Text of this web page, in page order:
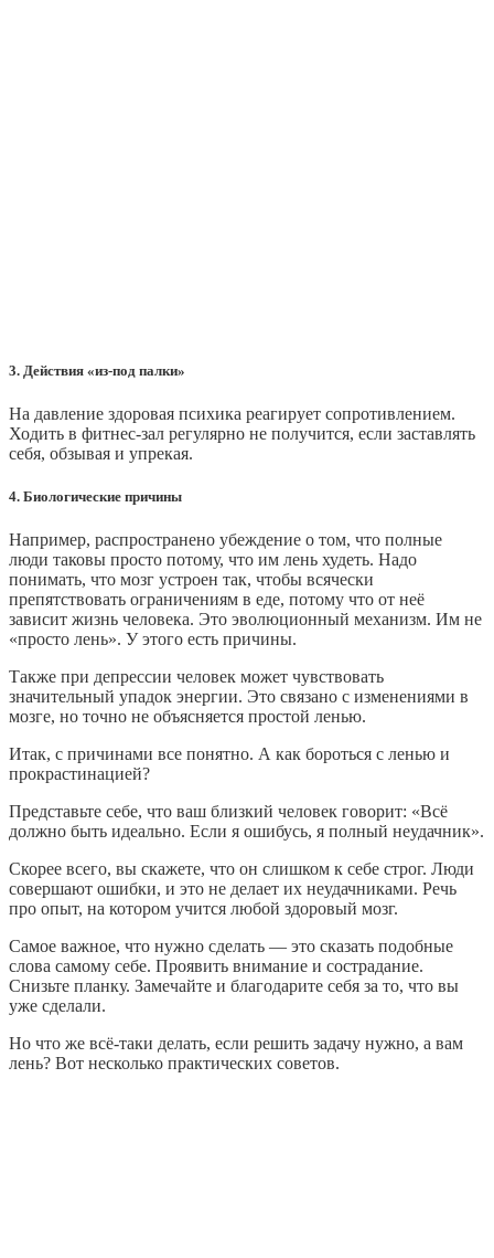
3. Действия «из-под палки»
На давление здоровая психика реагирует сопротивлением.
Ходить в фитнес-зал регулярно не получится, если заставлять
себя, обзывая и упрекая.
4. Биологические причины
Например, распространено убеждение о том, что полные
люди таковы просто потому, что им лень худеть. Надо
понимать, что мозг устроен так, чтобы всячески
препятствовать ограничениям в еде, потому что от неё
зависит жизнь человека. Это эволюционный механизм. Им не
«просто лень». У этого есть причины.
Также при депрессии человек может чувствовать
значительный упадок энергии. Это связано с изменениями в
мозге, но точно не объясняется простой ленью.
Итак, с причинами все понятно. А как бороться с ленью и
прокрастинацией?
Представьте себе, что ваш близкий человек говорит: «Всё
должно быть идеально. Если я ошибусь, я полный неудачник».
Скорее всего, вы скажете, что он слишком к себе строг. Люди
совершают ошибки, и это не делает их неудачниками. Речь
про опыт, на котором учится любой здоровый мозг.
Самое важное, что нужно сделать — это сказать подобные
слова самому себе. Проявить внимание и сострадание.
Снизьте планку. Замечайте и благодарите себя за то, что вы
уже сделали.
Но что же всё-таки делать, если решить задачу нужно, а вам
лень? Вот несколько практических советов.